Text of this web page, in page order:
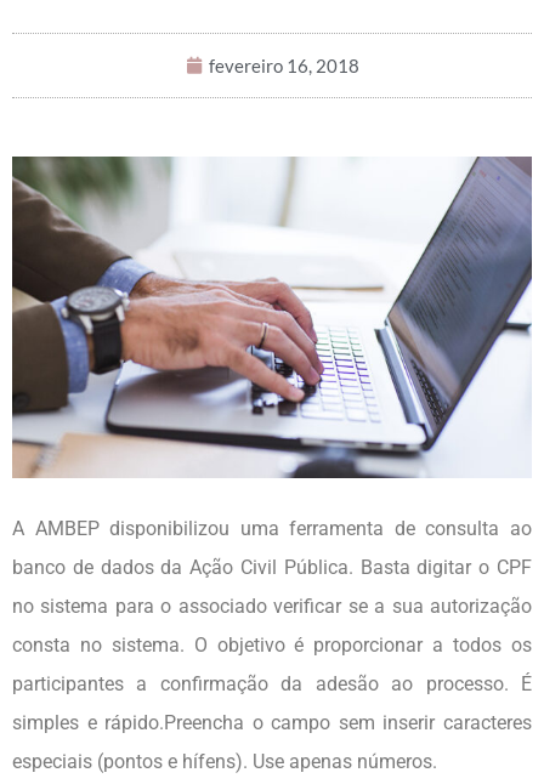
fevereiro 16, 2018
A AMBEP disponibilizou uma ferramenta de consulta ao
banco de dados da Ação Civil Pública. Basta digitar o CPF
no sistema para o associado verificar se a sua autorização
consta no sistema. O objetivo é proporcionar a todos os
participantes a confirmação da adesão ao processo. É
simples e rápido.Preencha o campo sem inserir caracteres
especiais (pontos e hífens). Use apenas números.